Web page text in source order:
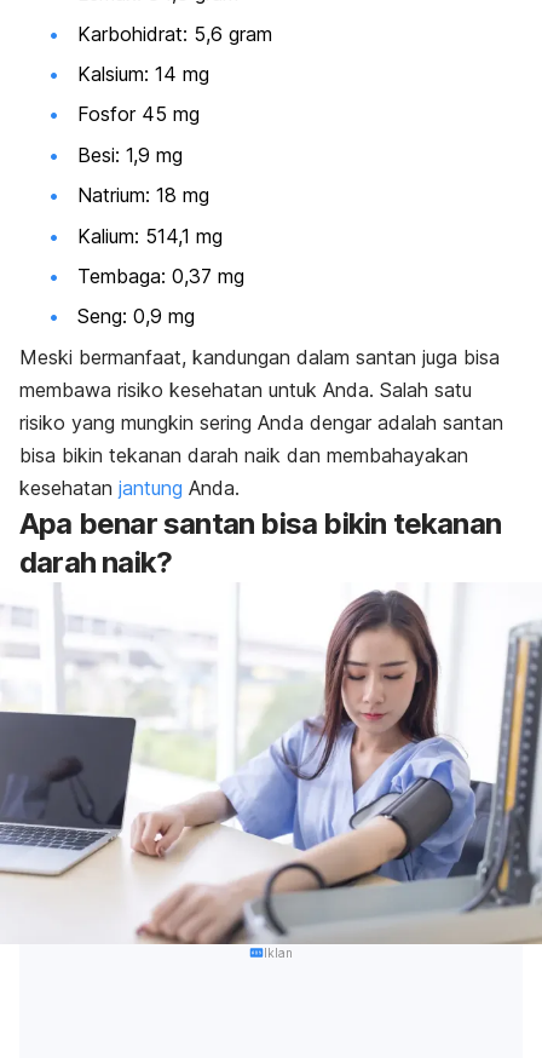
Karbohidrat: 5,6 gram
Kalsium: 14 mg
Fosfor 45 mg
Besi: 1,9 mg
Natrium: 18 mg
Kalium: 514,1 mg
Tembaga: 0,37 mg
Seng: 0,9 mg
Meski bermanfaat, kandungan dalam santan juga bisa
membawa risiko kesehatan untuk Anda. Salah satu
risiko yang mungkin sering Anda dengar adalah santan
bisa bikin tekanan darah naik dan membahayakan
kesehatan jantung Anda.
Apa benar santan bisa bikin tekanan
darah naik?
Iklan